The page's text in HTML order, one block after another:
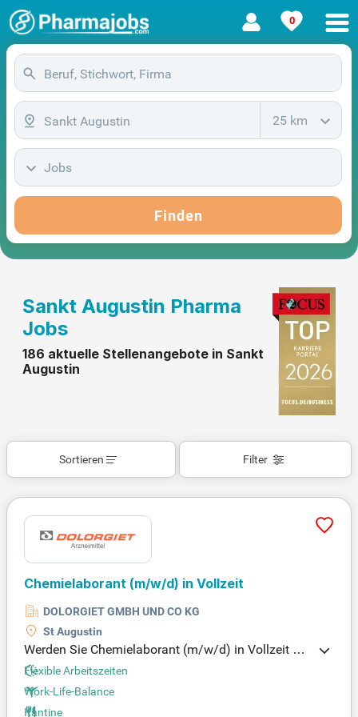
0
25 km
Jobs
Finden
Sankt Augustin Pharma
Jobs
186 aktuelle Stellenangebote in Sankt
Augustin
Filter
Sortieren
Chemielaborant (m/w/d) in Vollzeit
DOLORGIET GMBH UND CO KG
St Augustin
Werden Sie Chemielaborant (m/w/d) in Vollzeit un
d unterstützen Sie die pharmazeutische Qualitätsk
ontrolle! Ihre Aufgaben umfassen die Durchführun
g von Analysen an Ausgangsstoffen und Fertigarz
Flexible Arbeitszeiten
Work-Life-Balance
Kantine